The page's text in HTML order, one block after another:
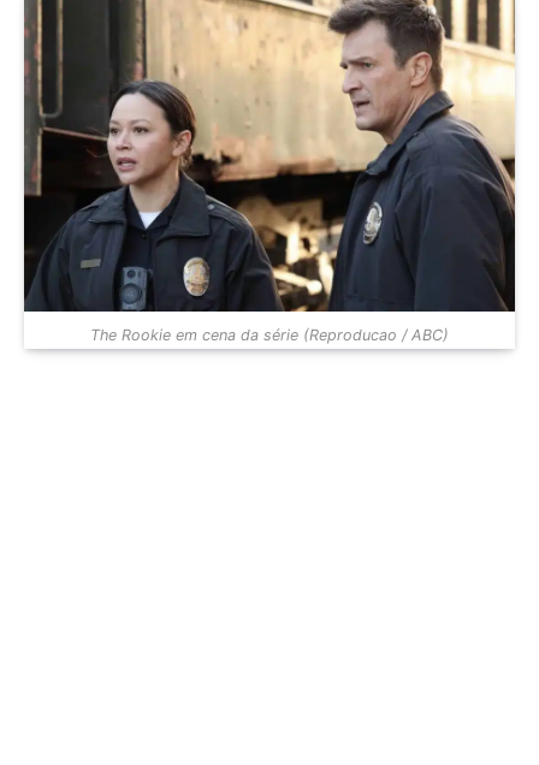
The Rookie em cena da série (Reproducao / ABC)